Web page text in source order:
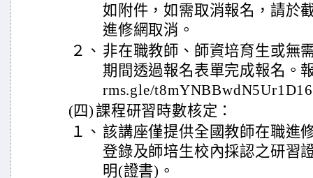
如附件，如需取消報名，請於
進修網取消。
２、 非在職教師、師資培育生或無
期間透過報名表單完成報名。
rms.gle/
(四)課程研習時數核定：
１、 該講座僅提供全國教師在職進
登錄及師培生校內採認之研習
明(證書)。